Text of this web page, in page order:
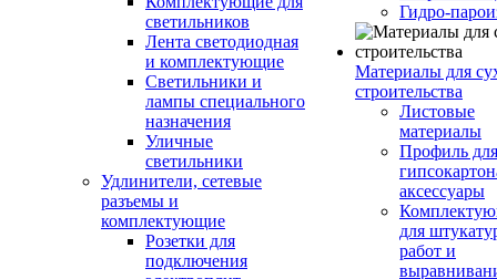
светильников
Лента светодиодная
и комплектующие
Светильники и
лампы специального
назначения
Уличные
светильники
Удлинители, сетевые
разъемы и
комплектующие
Розетки для
подключения
Гидро-
Материалы для
строительства
Листовые
материалы
Профиль для
аксессуары
для
работ и